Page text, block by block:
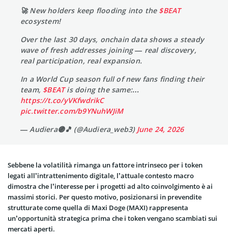
🚀 New holders keep flooding into the $BEAT
ecosystem!
Over the last 30 days, onchain data shows a steady
wave of fresh addresses joining — real discovery,
real participation, real expansion.
In a World Cup season full of new fans finding their
team, $BEATis doing the same:…
https://t.co/yVKfwdrikC
pic.twitter.com/b9YNuhWJiM
— Audiera🟣🎵 (@Audiera_web3) June 24, 2026
Sebbene la volatilità rimanga un fattore intrinseco per i token
legati all’intrattenimento digitale, l’attuale contesto macro
dimostra che l’interesse per i progetti ad alto coinvolgimento è ai
massimi storici. Per questo motivo, posizionarsi in prevendite
strutturate come quella di Maxi Doge (MAXI) rappresenta
un’opportunità strategica prima che i token vengano scambiati sui
mercati aperti.